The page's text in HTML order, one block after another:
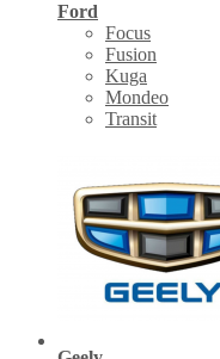
Ford
Focus
Fusion
Kuga
Mondeo
Transit